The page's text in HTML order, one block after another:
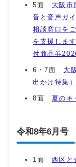
5面 大阪市
音と音声ガ
相談窓口を
を支援しま
付商品券
6・7面 大
出かけ特集）
8面 夏のキ
令和8年6月号
1面 西区と